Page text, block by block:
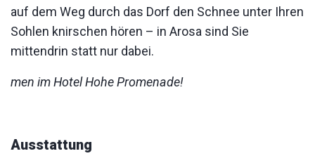
auf dem Weg durch das Dorf den Schnee unter Ihren
Sohlen knirschen hören – in Arosa sind Sie
mittendrin statt nur dabei.
men im Hotel Hohe Promenade!
Ausstattung